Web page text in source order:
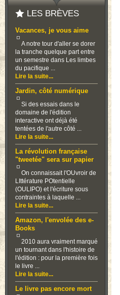
LES BRÈVES
Vacances, je vous aime
A notre tour d'aller se dorer
la tranche quelque part entre
un semestre dans Les limbes
du pacifique ...
Lire la suite...
Jardin, côté numérique
Si des essais dans le
domaine de l'édition
interactive ont déjà été
tentées de l'autre côté ...
Lire la suite...
La révolution française
"tweetée" sera sur papier
On connaissait l'OUvroir de
LIttérature POtentielle
(OULIPO) et l'écriture sous
contraintes à laquelle ...
Lire la suite...
Amazon, l'envolée des e-
Books
2010 aura vraiment marqué
un tournant dans l'histoire de
l'édition : pour la première fois
le livre ...
Lire la suite...
Le livre pas encore mort